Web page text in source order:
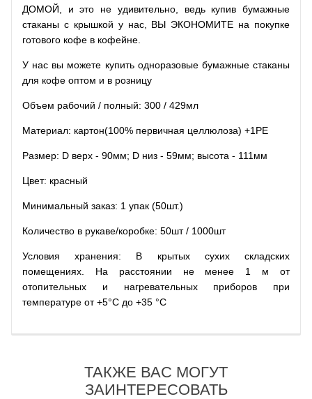
ДОМОЙ, и это не удивительно, ведь купив бумажные
стаканы с крышкой у нас, ВЫ ЭКОНОМИТЕ на покупке
готового кофе в кофейне.
У нас вы можете купить одноразовые бумажные стаканы
для кофе оптом и в розницу
Объем рабочий / полный: 300 / 429мл
Материал: картон(100% первичная целлюлоза) +1PE
Размер: D верх - 90мм; D низ - 59мм; высота - 111мм
Цвет: красный
Минимальный заказ: 1 упак (50шт.)
Количество в рукаве/коробке: 50шт / 1000шт
Условия хранения: В крытых сухих складских
помещениях. На расстоянии не менее 1 м от
отопительных и нагревательных приборов при
температуре от +5°С до +35 °C
ТАКЖЕ ВАС МОГУТ
ЗАИНТЕРЕСОВАТЬ